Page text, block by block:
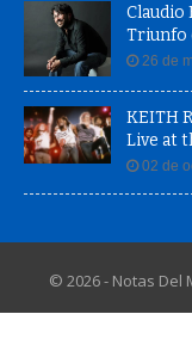
Claudio
Triunfo
26 de
KEITH
Live at
02 de
© 2026 - Notas Del